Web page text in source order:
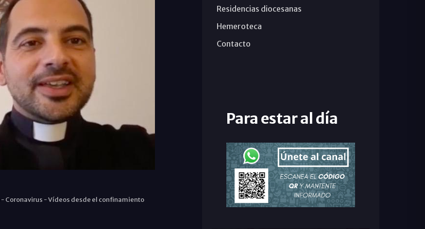
- Coronavirus -Vídeos desde el confinamiento
Residencias diocesanas
Hemeroteca
Contacto
Para estar al día